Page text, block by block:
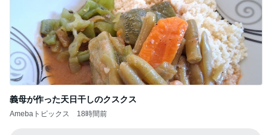
義母が作った天日干しのクスクス
Amebaトピックス 18時間前